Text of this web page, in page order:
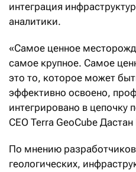
интеграция
аналитики.
«Самое ценное
самое крупное. Самое
это то, которое может
эффективно освоено,
интегрировано в цепочку
СЕО Terra GeoCube
По мнению
геологических,